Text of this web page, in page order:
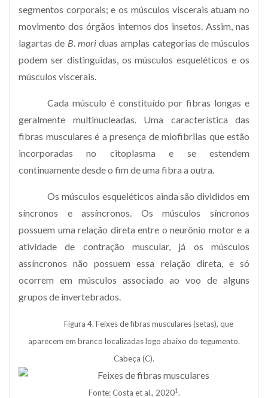
segmentos corporais; e os músculos viscerais atuam no
movimento dos órgãos internos dos insetos. Assim, nas
lagartas de B. moriduas amplas categorias de músculos
podem ser distinguidas, os músculos esqueléticos e os
músculos viscerais.
Cada músculo é constituído por fibras longas e
geralmente multinucleadas. Uma característica das
fibras musculares é a presença de miofibrilas que estão
incorporadas no citoplasma e se estendem
continuamente desde o fim de uma fibra a outra.
Os músculos esqueléticos ainda são divididos em
síncronos e assíncronos. Os músculos síncronos
possuem uma relação direta entre o neurônio motor e a
atividade de contração muscular, já os músculos
assíncronos não possuem essa relação direta, e só
ocorrem em músculos associado ao voo de alguns
grupos de invertebrados.
Figura 4. Feixes de fibras musculares (setas), que
aparecem em branco localizadas logo abaixo do tegumento.
Cabeça (C).
Fonte: Costa et al., 20201.